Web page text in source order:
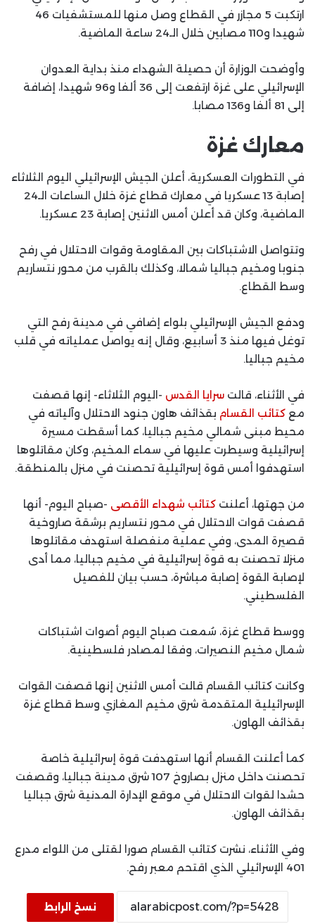
ارتكبت 5 مجازر في القطاع وصل منها للمستشفيات 46
شهيدا و110 مصابين خلال الـ24 ساعة الماضية.
وأوضحت الوزارة أن حصيلة الشهداء منذ بداية العدوان
الإسرائيلي على غزة ارتفعت إلى 36 ألفا و96 شهيدا، إضافة
إلى 81 ألفا و136 مصابا.
معارك غزة
‏في التطورات العسكرية، أعلن الجيش الإسرائيلي اليوم الثلاثاء
إصابة 13 عسكريا في معارك قطاع غزة خلال الساعات الـ24
الماضية، وكان قد أعلن أمس الاثنين إصابة 23 عسكريا.
وتتواصل الاشتباكات بين المقاومة وقوات الاحتلال في رفح
جنوبا ومخيم جباليا شمالا، وكذلك بالقرب من محور نتساريم
وسط القطاع.
ودفع الجيش الإسرائيلي بلواء إضافي في مدينة رفح التي
توغل فيها منذ 3 أسابيع، وقال إنه يواصل عملياته في قلب
مخيم جباليا.
في الأثناء، قالت سرايا القدس -اليوم الثلاثاء- إنها قصفت
مع كتائب القسام بقذائف هاون جنود الاحتلال وآلياته في
محيط مبنى شمالي مخيم جباليا، كما أسقطت مسيرة
إسرائيلية وسيطرت عليها في سماء المخيم، وكان مقاتلوها
استهدفوا أمس قوة إسرائيلية تحصنت في منزل بالمنطقة.
من جهتها، أعلنت كتائب شهداء الأقصى -صباح اليوم- أنها
قصفت قوات الاحتلال في محور نتساريم برشقة صاروخية
قصيرة المدى، وفي عملية منفصلة استهدف مقاتلوها
منزلا تحصنت به قوة إسرائيلية في مخيم جباليا، مما أدى
لإصابة القوة إصابة مباشرة، حسب بيان للفصيل
الفلسطيني.
ووسط قطاع غزة، سُمعت صباح اليوم أصوات اشتباكات
شمال مخيم النصيرات، وفقا لمصادر فلسطينية.
وكانت كتائب القسام قالت أمس الاثنين إنها قصفت القوات
الإسرائيلية المتقدمة شرق مخيم المغازي وسط قطاع غزة
بقذائف الهاون.
كما أعلنت القسام أنها استهدفت قوة إسرائيلية خاصة
تحصنت داخل منزل بصاروخ 107 شرق مدينة جباليا، وقصفت
حشدا لقوات الاحتلال في موقع الإدارة المدنية شرق جباليا
بقذائف الهاون.
وفي الأثناء، نشرت كتائب القسام صورا لقتلى من اللواء مدرع
401 الإسرائيلي الذي اقتحم معبر رفح.
نسخ الرابط